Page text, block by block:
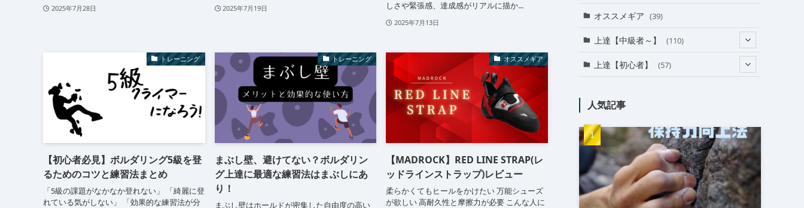
2025年7月28日 2025年7月19日
しさや緊張感、達成感がリアルに描か...
2025年7月13日
トレーニング
【初心者必見】ボルダリング5級を登
るためのコツと練習法まとめ
「5級の課題がなかなか登れない」 「綺麗に登
れている気がしない」 「効果的な練習法が分
トレーニング
まぶし壁、避けてない？ボルダリン
グ上達に最適な練習法はまぶしにあ
り！
まぶし壁はホールドが密集した自由度の高い
オススメギア
【MADROCK】RED LINE STRAP(レ
ッドラインストラップ)レビュー
柔らかくてもヒールをかけたい 万能シューズ
が欲しい 高耐久性と摩擦力が必要 こんな人に
オススメギア (39)
上達【中級者～】 (110)
(24)
(15)
(24)
上達【初心者】 (57)
(16)
人気記事